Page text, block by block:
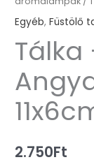
Egyéb,Füstölő
Tálka
2.750Ft